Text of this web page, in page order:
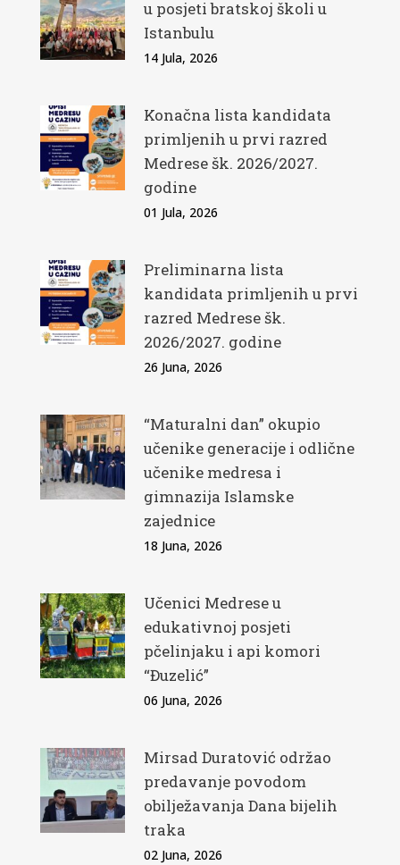
u posjeti bratskoj školi u
Istanbulu
14 Jula, 2026
Konačna lista kandidata
primljenih u prvi razred
Medrese šk. 2026/2027.
godine
01 Jula, 2026
Preliminarna lista
kandidata primljenih u prvi
razred Medrese šk.
2026/2027. godine
26 Juna, 2026
“Maturalni dan” okupio
učenike generacije i odlične
učenike medresa i
gimnazija Islamske
zajednice
18 Juna, 2026
Učenici Medrese u
edukativnoj posjeti
pčelinjaku i api komori
“Đuzelić”
06 Juna, 2026
Mirsad Duratović održao
predavanje povodom
obilježavanja Dana bijelih
traka
02 Juna, 2026